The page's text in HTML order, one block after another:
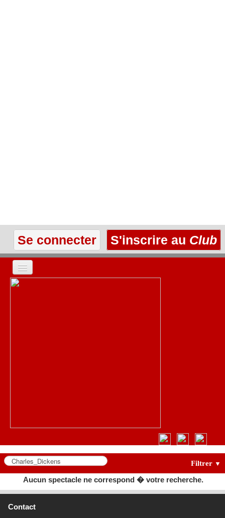
Se connecter S'inscrire au Club
Filtrer ▼
Aucun spectacle ne correspond � votre recherche.
Contact